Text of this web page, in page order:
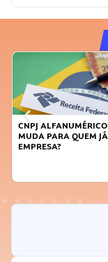
CNPJ
MUDA PARA QUEM
EMPRESA?